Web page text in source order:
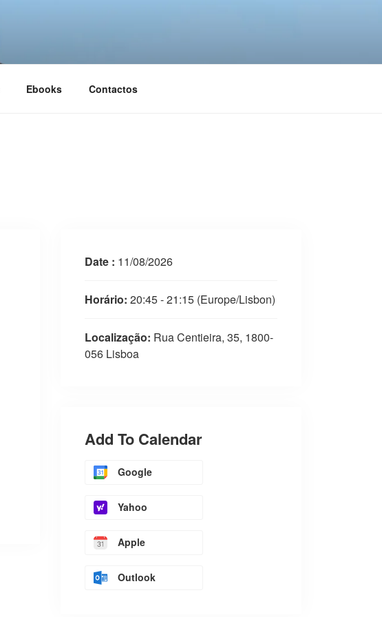
Ebooks Contactos
Date : 11/08/2026
Horário: 20:45 - 21:15 (Europe/Lisbon)
Localização: Rua Centieira, 35, 1800-
056 Lisboa
Add To Calendar
Google
Yahoo
Apple
Outlook